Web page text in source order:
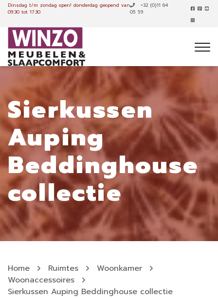
Dinsdag t/m zondag open! donderdag geopend van
09:30 tot 17:30
+32 (0)11 64
05 59
Sierkussen
Auping
Beddinghouse
collectie
Home Ruimtes
Woonkamer
Woonaccessoires
Sierkussen Auping Beddinghouse collectie